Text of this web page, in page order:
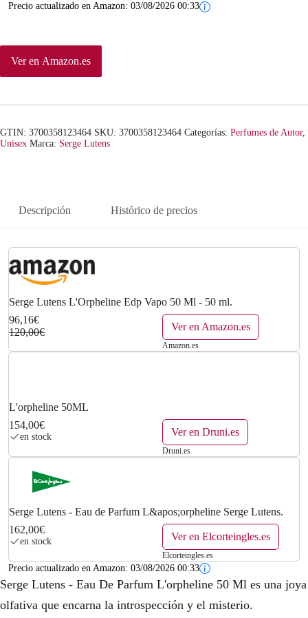
o
r
i
e
r
a
1
0
0
0
€
o
a
:
6
1
Precio actualizado en Amazon: 03/08/2026 00:33
Ver en Amazon.es
GTIN: 3700358123464 SKU: 3700358123464 Categorías: Perfumes de Autor,
Unisex Marca: Serge Lutens
Descripción Histórico de precios
Serge Lutens L'Orpheline Edp Vapo 50 Ml - 50 ml.
96,16€
120,00€
Ver en Amazon.es
Amazon.es
L'orpheline 50ML
154,00€
en stock Ver en Druni.es
Druni.es
Serge Lutens - Eau de Parfum L&apos;orpheline Serge Lutens.
162,00€
en stock Ver en Elcorteingles.es
Elcorteingles.es
Precio actualizado en Amazon: 03/08/2026 00:33
Serge Lutens - Eau De Parfum L'orpheline 50 Ml es una joya
olfativa que encarna la introspección y el misterio.